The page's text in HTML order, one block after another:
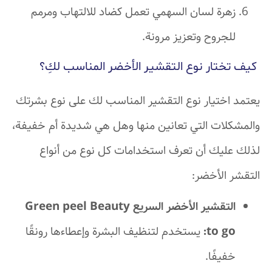
زهرة لسان السهمي تعمل كضاد للالتهاب ومرمم
للجروح وتعزيز مرونة.
كيف تختار نوع التقشير الأخضر المناسب لكِ؟
يعتمد اختيار نوع التقشير المناسب لك على نوع بشرتك
والمشكلات التي تعانين منها وهل هي شديدة أم خفيفة،
لذلك عليك أن تعرف استخدامات كل نوع من أنواع
التقشر الأخضر:
التقشير الأخضر السريع Green peel Beauty
to go: يستخدم لتنظيف البشرة وإعطاءها رونقًا
خفيفًا.